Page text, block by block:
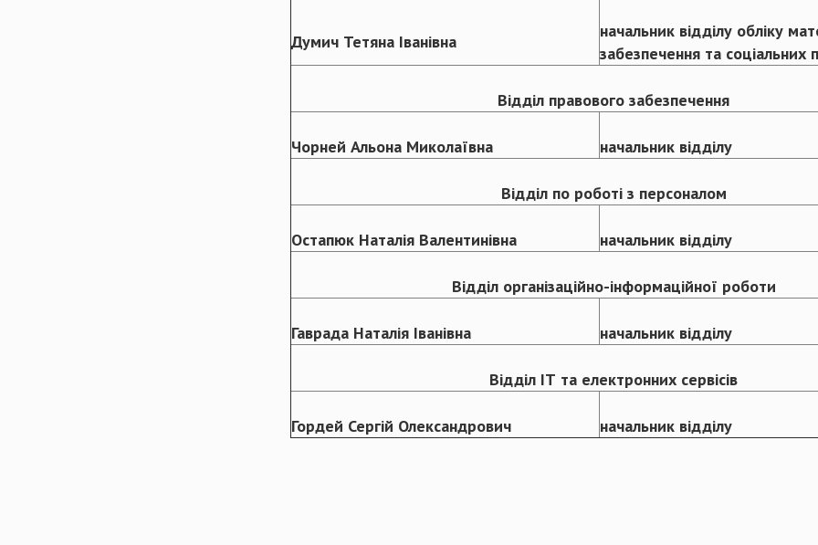
Думич Тетяна Іванівна
начальник відділу обліку
забезпечення та соціальних
Відділ правового забезпечення
Чорней Альона Миколаївна начальник відділу
Відділ по роботі з персоналом
Остапюк Наталія Валентинівна начальник відділу
Відділ організаційно-інформаційної роботи
Гаврада Наталія Іванівна начальник відділу
Відділ ІТ та електронних сервісів
Гордей Сергій Олександрович начальник відділу